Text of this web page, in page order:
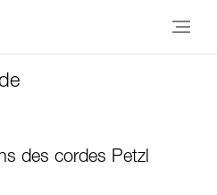
des cordes Petzl